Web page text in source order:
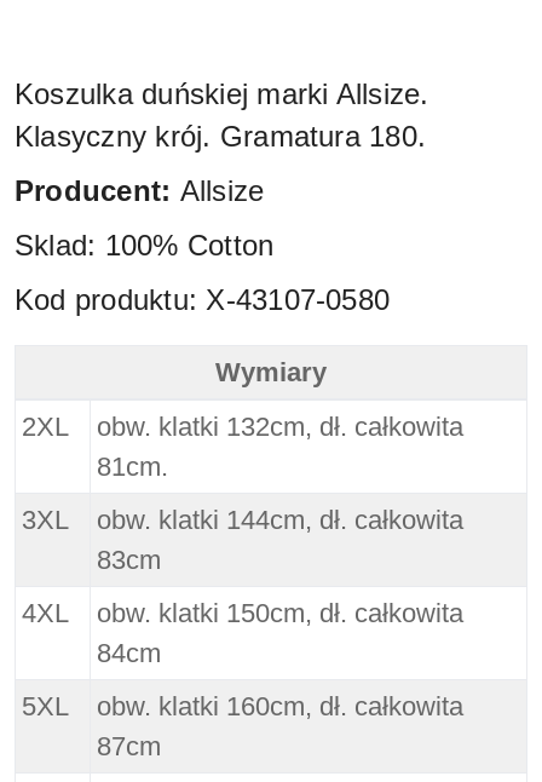
Koszulka duńskiej marki Allsize.
Klasyczny krój. Gramatura 180.
Producent: Allsize
Sklad: 100% Cotton
Kod produktu: X-43107-0580
North 56 4 Duża Koszulka Blue - Wymiary
Wymiary
2XL
obw. klatki 132cm, dł. całkowita
81cm.
3XL
obw. klatki 144cm, dł. całkowita
83cm
4XL
obw. klatki 150cm, dł. całkowita
84cm
5XL
obw. klatki 160cm, dł. całkowita
87cm